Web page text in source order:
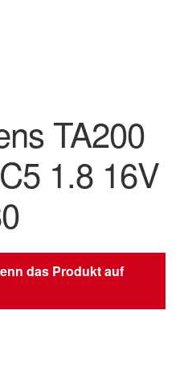
TA200
1.8 16V
das Produkt auf